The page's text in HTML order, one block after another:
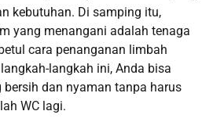
kebutuhan. Di samping itu,
yang menangani adalah tenaga
cara penanganan limbah
langkah ini, Anda bisa
dan nyaman tanpa harus
WC lagi.